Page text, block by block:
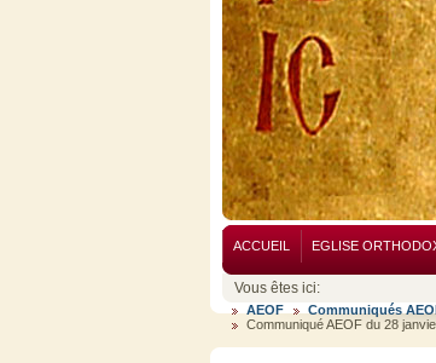
ACCUEIL EGLISE
Vous êtes ici:
AEOF
Communiqués
Communiqué AEOF du 28